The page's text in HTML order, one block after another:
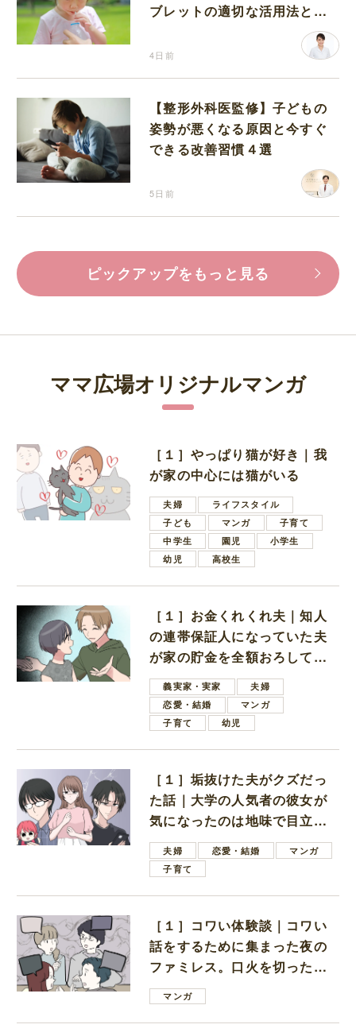
ブレットの適切な活用法と水
4日前
【整形外科医監修】子どもの
姿勢が悪くなる原因と今すぐ
できる改善習慣４選
5日前
ピックアップをもっと見る
ママ広場オリジナルマンガ
［１］やっぱり猫が好き｜我
が家の中心には猫がいる
夫婦
ライフスタイル
子ども
マンガ
子育て
中学生
園児
小学生
幼児
高校生
［１］お金くれくれ夫｜知人
の連帯保証人になっていた夫
が家の貯金を全額おろしてほ
しいと言ってきた
義実家・実家
夫婦
恋愛・結婚
マンガ
子育て
幼児
［１］垢抜けた夫がクズだっ
た話｜大学の人気者の彼女が
気になったのは地味で目立た
ない男子学生
夫婦 恋愛・結婚
マンガ
子育て
［１］コワい体験談｜コワい
話をするために集まった夜の
ファミレス。口火を切ったの
は電車好きの男の子ママ
マンガ